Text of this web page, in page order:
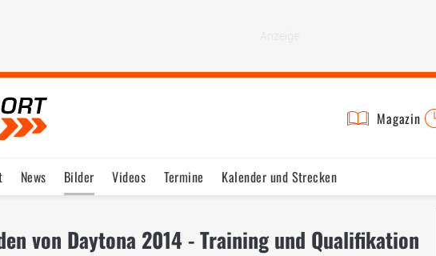
Magazin
News Bilder Videos Termine Kalender und Strecken
von Daytona 2014 - Training und Qualifikation